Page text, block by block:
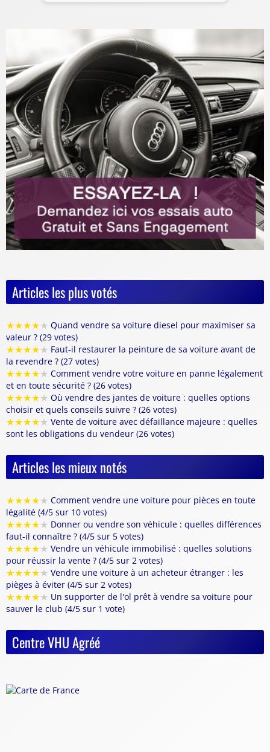
Articles les plus votés
★★★★★ Quand vendre sa voiture diesel pour maximiser sa
valeur ? (29 votes)
★★★★★ Faut-il restaurer la peinture de sa voiture avant de
la revendre ? (27 votes)
★★★★★ Comment vendre votre voiture en panne légalement
et en toute sécurité ? (26 votes)
★★★★★ Où vendre des jantes de voiture : quelles options
choisir et quels conseils suivre ? (26 votes)
★★★★★ Vente de voiture avec défaillance majeure : quelles
sont les obligations du vendeur (26 votes)
Articles les mieux notés
★★★★★ Comment vendre une voiture pour pièces en toute
légalité (4/5 sur 10 votes)
★★★★★ Donner ou vendre son véhicule : quelles différences
faut-il connaître ? (4/5 sur 5 votes)
★★★★★ Vendre un véhicule immobilisé : quelles solutions
pour réussir la vente ? (4/5 sur 2 votes)
★★★★★ Vendre une voiture à un acheteur étranger : les
pièges à éviter (4/5 sur 2 votes)
★★★★★ Un supporter de l'ol prêt à vendre sa voiture pour
sauver le club (4/5 sur 1 vote)
Centre VHU Agréé